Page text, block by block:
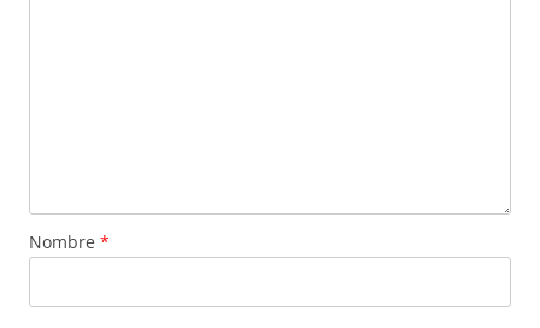
Nombre *